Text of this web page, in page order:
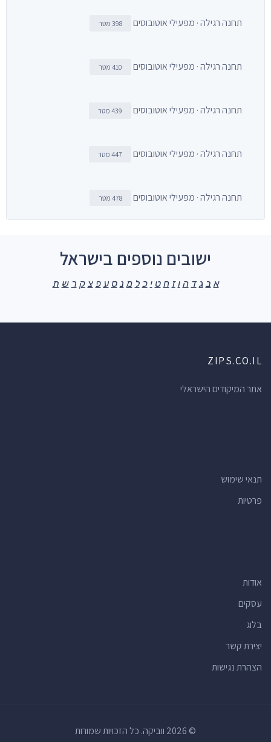
תחנה רגילה · מפעילי אוטובוסים 398 מטר
תחנה רגילה · מפעילי אוטובוסים 410 מטר
תחנה רגילה · מפעילי אוטובוסים 439 מטר
תחנה רגילה · מפעילי אוטובוסים 447 מטר
תחנה רגילה · מפעילי אוטובוסים 478 מטר
ישובים נוספים בישראל
א ב ג ד ה ו ז ח ט י כ ל מ נ ס ע פ צ ק ר ש ת
ZIPS.CO.IL
אתר המיקודים הישראלי
תנאי שימוש
פרטיות
אודות
עסקים
בלוג
יצירת קשר
הצהרת נגישות
© 2026 ווביקה. כל הזכויות שמורות